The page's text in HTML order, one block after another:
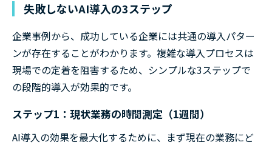
失敗しないAI導入の3ステップ
企業事例から、成功している企業には共通の導入パター
ンが存在することがわかります。複雑な導入プロセスは
現場での定着を阻害するため、シンプルな3ステップで
の段階的導入が効果的です。
ステップ1：現状業務の時間測定（1週間）
AI導入の効果を最大化するために、まず現在の業務にど